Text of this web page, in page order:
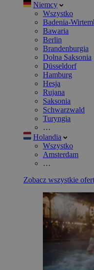
Niemcy
Wszystko
Badenia-
Bawaria
Berlin
Brandenburgia
Dolna Saksonia
Düsseldorf
Hamburg
Hesja
Rujana
Saksonia
Schwarzwald
Turyngia
…
Holandia
Wszystko
Amsterdam
…
Zobacz wszystkie